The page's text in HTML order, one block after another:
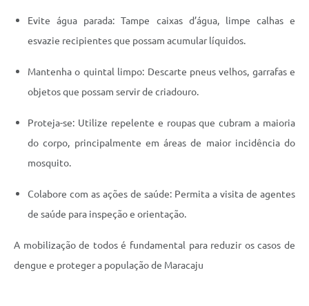
Evite água parada: Tampe caixas d’água, limpe calhas e
esvazie recipientes que possam acumular líquidos.
Mantenha o quintal limpo: Descarte pneus velhos, garrafas e
objetos que possam servir de criadouro.
Proteja-se: Utilize repelente e roupas que cubram a maioria
do corpo, principalmente em áreas de maior incidência do
mosquito.
Colabore com as ações de saúde: Permita a visita de agentes
de saúde para inspeção e orientação.
A mobilização de todos é fundamental para reduzir os casos de
dengue e proteger a população de Maracaju